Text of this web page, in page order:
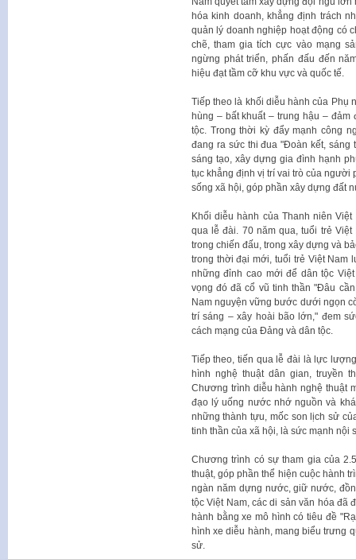
hóa kinh doanh, khẳng định trách
quản lý doanh nghiệp hoạt động có
chẽ, tham gia tích cực vào mạng
ngừng phát triển, phấn đấu đến
hiệu đạt tầm cỡ khu vực và quốc tế.
Tiếp theo là khối diễu hành của Phụ
hùng – bất khuất – trung hậu –
tộc. Trong thời kỳ đẩy mạnh công
đang ra sức thi đua "Đoàn kết, sáng
sáng tạo, xây dựng gia đình hạnh
tục khẳng định vị trí vai trò của người
sống xã hội, góp phần xây dựng đất
Khối diễu hành của Thanh niên
qua lễ đài. 70 năm qua, tuổi trẻ
trong chiến đấu, trong xây dựng và
trong thời đại mới, tuổi trẻ Việt Nam
những đỉnh cao mới để dân tộc
vọng đó đã cổ vũ tinh thần "Đâu
Nam nguyện vững bước dưới ngọn
trí sáng – xây hoài bão lớn," đem
cách mạng của Đảng và dân tộc.
Tiếp theo, tiến qua lễ đài là lực
hình nghệ thuật dân gian, truyền
Chương trình diễu hành nghệ thuật
đạo lý uống nước nhớ nguồn và
những thành tựu, mốc son lịch sử
tinh thần của xã hội, là sức mạnh nội
Chương trình có sự tham gia của
thuật, góp phần thể hiện cuộc hành
ngàn năm dựng nước, giữ nước,
tộc Việt Nam, các di sản văn hóa đã
hành bằng xe mô hình có tiêu đề
hình xe diễu hành, mang biểu trưng
sử.